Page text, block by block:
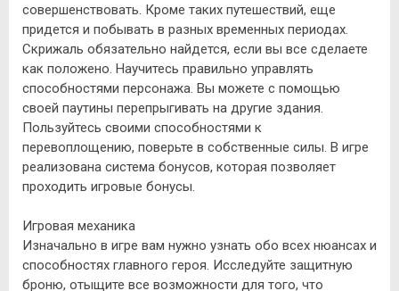
совершенствовать. Кроме таких путешествий, еще
придется и побывать в разных временных периодах.
Скрижаль обязательно найдется, если вы все сделаете
как положено. Научитесь правильно управлять
способностями персонажа. Вы можете с помощью
своей паутины перепрыгивать на другие здания.
Пользуйтесь своими способностями к
перевоплощению, поверьте в собственные силы. В игре
реализована система бонусов, которая позволяет
проходить игровые бонусы.
Игровая механика
Изначально в игре вам нужно узнать обо всех нюансах и
способностях главного героя. Исследуйте защитную
броню, отыщите все возможности для того, что